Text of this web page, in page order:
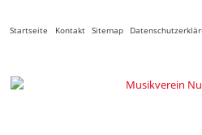
Navigation
Startseite Kontakt Sitemap